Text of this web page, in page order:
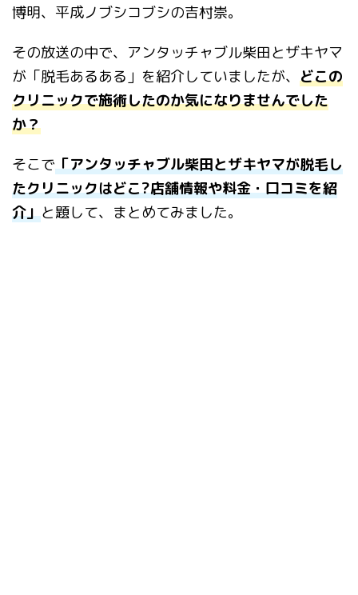
博明、平成ノブシコブシの吉村崇。
その放送の中で、アンタッチャブル柴田とザキヤマ
が「脱毛あるある」を紹介していましたが、 どこの
クリニックで施術したのか気になりませんでした
か？
そこで「アンタッチャブル柴田とザキヤマが脱毛し
たクリニックはどこ?店舗情報や料金・口コミを紹
介」と題して、まとめてみました。